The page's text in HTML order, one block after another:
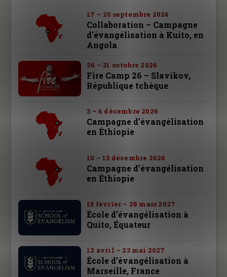
17 – 20 septembre 2026
Collaboration – Campagne
d'évangélisation à Kuito, en
Angola
26 – 31 octobre 2026
Fire Camp 26 – Slavíkov,
République tchèque
3 – 6 décembre 2026
Campagne d’évangélisation
en Éthiopie
10 – 13 décembre 2026
Campagne d’évangélisation
en Éthiopie
15 février – 28 mars 2027
École d’évangélisation à
Quito, Équateur
12 avril – 23 mai 2027
École d’évangélisation à
Marseille, France